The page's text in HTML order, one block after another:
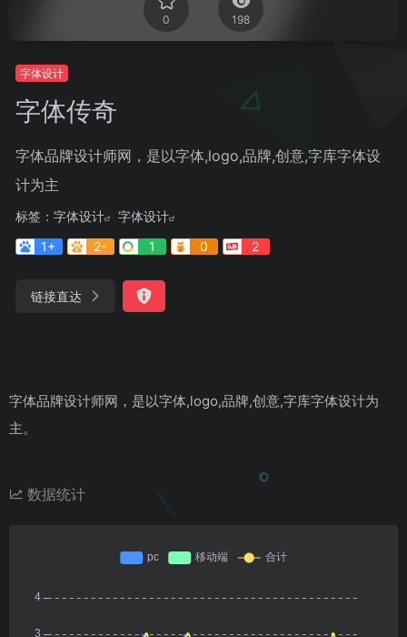
0 198
字体设计
字体传奇
字体品牌设计师网，是以字体,logo,品牌,创意,字库字体设
计为主
标签： 字体设计
字体设计
1+
2- 1 0 2
链接直达
字体品牌设计师网，是以字体,logo,品牌,创意,字库字体设计为
主。
数据统计